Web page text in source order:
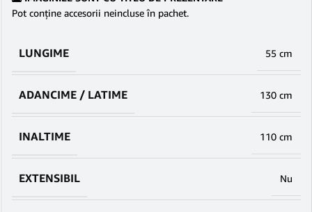
Pot conține accesorii neincluse în pachet.
LUNGIME 55 cm
ADANCIME / LATIME 130 cm
INALTIME 110 cm
EXTENSIBIL Nu